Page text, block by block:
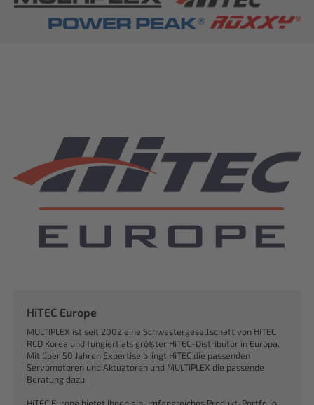
HiTEC Europe
MULTIPLEX ist seit 2002 eine Schwestergesellschaft von HiTEC
RCD Korea und fungiert als größter HiTEC-Distributor in Europa.
Mit über 50 Jahren Expertise bringt HiTEC die passenden
Servomotoren und Aktuatoren und MULTIPLEX die passende
Beratung dazu.